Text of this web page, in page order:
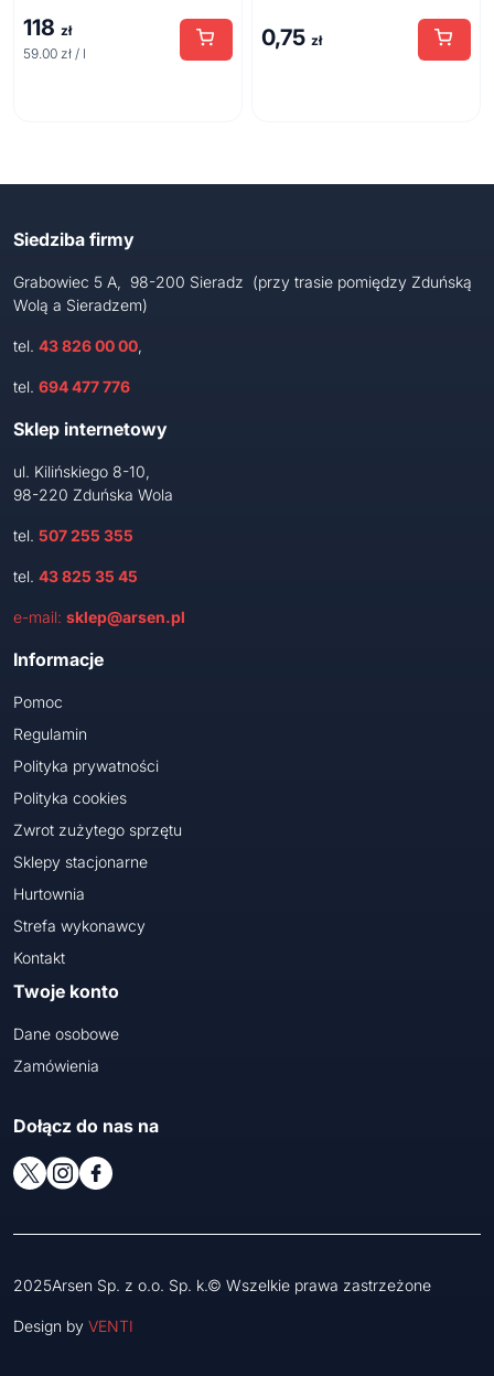
118 zł
59.00 zł / l
0,75 zł
Siedziba firmy
Grabowiec 5 A, 98-200 Sieradz (przy trasie pomiędzy Zduńską
Wolą a Sieradzem)
tel. 43 826 00 00,
tel. 694 477 776
Sklep internetowy
ul. Kilińskiego 8-10,
98-220 Zduńska Wola
tel. 507 255 355
tel. 43 825 35 45
e-mail: sklep@arsen.pl
Informacje
Pomoc
Regulamin
Polityka prywatności
Polityka cookies
Zwrot zużytego sprzętu
Sklepy stacjonarne
Hurtownia
Strefa wykonawcy
Kontakt
Twoje konto
Dane osobowe
Zamówienia
Dołącz do nas na
2025Arsen Sp. z o.o. Sp. k.© Wszelkie prawa zastrzeżone
Design by VENTI